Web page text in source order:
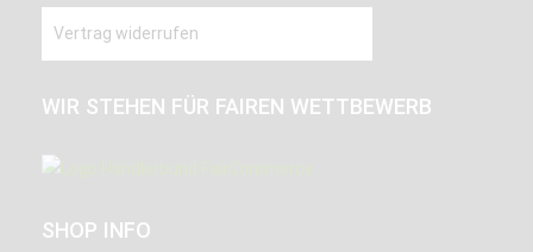
Vertrag widerrufen
WIR STEHEN FÜR FAIREN WETTBEWERB
SHOP INFO